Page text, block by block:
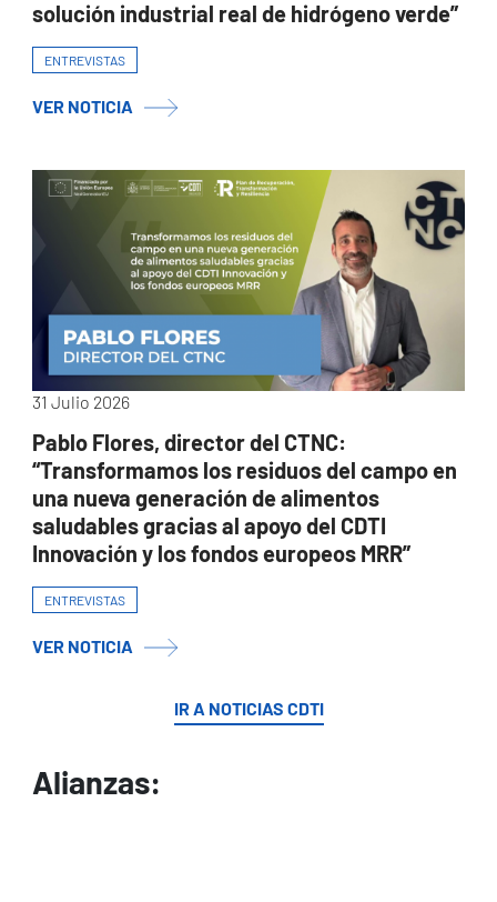
solución industrial real de hidrógeno verde”
ENTREVISTAS
VER NOTICIA
31 Julio 2026
Pablo Flores, director del CTNC:
“Transformamos los residuos del campo en
una nueva generación de alimentos
saludables gracias al apoyo del CDTI
Innovación y los fondos europeos MRR”
ENTREVISTAS
VER NOTICIA
IR A NOTICIAS CDTI
Alianzas: